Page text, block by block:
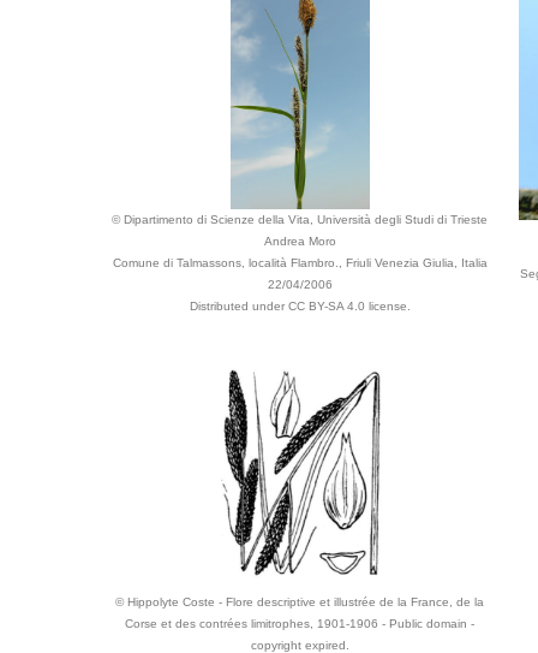
© Dipartimento di Scienze della Vita, Università degli Studi di Trieste
Andrea Moro
Comune di Talmassons, località Flambro., Friuli Venezia Giulia, Italia
22/04/2006
Distributed under CC BY-SA 4.0 license.
© Hippolyte Coste - Flore descriptive et illustrée de la France, de la
Corse et des contrées limitrophes, 1901-1906 - Public domain -
copyright expired.